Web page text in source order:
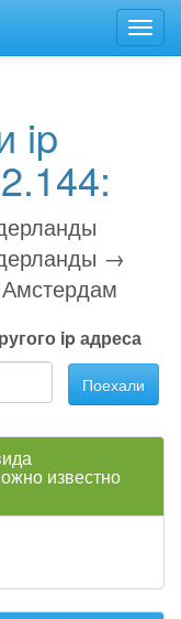
ip
→
ip адреса
Поехали
известно